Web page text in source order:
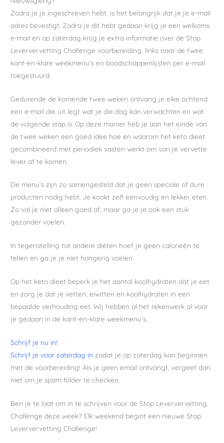
Zodra je je ingeschreven hebt, is het belangrijk dat je je e-mail
adres bevestigt. Zodra je dit hebt gedaan krijg je een welkoms
e-mail en op zaterdag krijg je extra informatie over de Stop
Leververvetting Challenge voorbereiding, links naar de twee
kant-en-klare weekmenu’s en boodschappenlijsten per e-mail
toegestuurd.
Gedurende de komende twee weken ontvang je elke ochtend
een e-mail die uit legt wat je die dag kan verwachten en wat
de volgende stap is. Op deze manier heb je aan het einde van
de twee weken een goed idee hoe en waarom het keto dieet
gecombineerd met periodiek vasten werkt om van je vervette
lever af te komen.
De menu’s zijn zo samengesteld dat je geen speciale of dure
producten nodig hebt. Je kookt zelf eenvoudig en lekker eten.
Zo val je niet alleen goed af, maar ga je je ook een stuk
gezonder voelen.
In tegenstelling tot andere diëten hoef je geen calorieën te
tellen en ga je je niet hongerig voelen.
Op het keto dieet beperk je het aantal koolhydraten dat je eet
en zorg je dat je vetten, eiwitten en koolhydraten in een
bepaalde verhouding eet. Wij hebben al het rekenwerk al voor
je gedaan in de kant-en-klare weekmenu’s.
Schrijf je nu in!
Schrijf je voor zaterdag in zodat je op zaterdag kan beginnen
met de voorbereiding! Als je geen email ontvangt, vergeet dan
niet om je spam folder te checken.
Ben je te laat om in te schrijven voor de Stop Leververvetting
Challenge deze week? Elk weekend begint een nieuwe Stop
Leververvetting Challenge!